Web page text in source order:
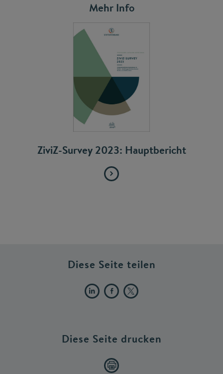
Mehr Info
ZiviZ-Survey 2023: Hauptbericht
Diese Seite teilen
Diese Seite drucken